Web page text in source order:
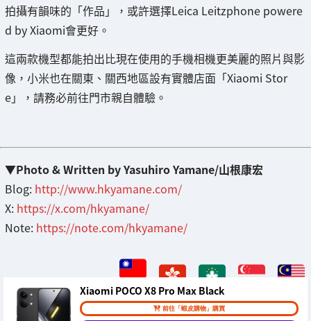
拍攝有韻味的「作品」，或許選擇Leica Leitzphone powere
d by Xiaomi會更好。
這兩款機型都能拍出比現在使用的手機相機更美麗的照片與影
像，小米也在關東、關西地區設有實體店面「Xiaomi Stor
e」，請務必前往門市親自體驗。
▼Photo & Written by Yasuhiro Yamane/山根康宏
Blog: http://www.hkyamane.com/
X: https://x.com/hkyamane/
Note: https://note.com/hkyamane/
Xiaomi POCO X8 Pro Max Black
前往「蝦皮購物」購買